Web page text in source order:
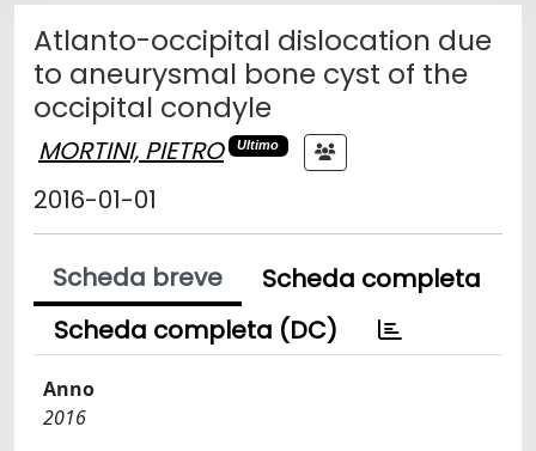
Atlanto-occipital dislocation due
to aneurysmal bone cyst of the
occipital condyle
MORTINI, PIETRO Ultimo
2016-01-01
Scheda breve
Scheda completa
Scheda completa (DC)
Anno
2016